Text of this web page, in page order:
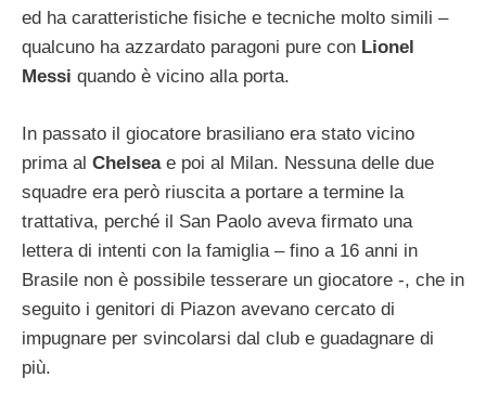
ed ha caratteristiche fisiche e tecniche molto simili –
qualcuno ha azzardato paragoni pure con Lionel
Messi quando è vicino alla porta.
In passato il giocatore brasiliano era stato vicino
prima al Chelseae poi al Milan. Nessuna delle due
squadre era però riuscita a portare a termine la
trattativa, perché il San Paolo aveva firmato una
lettera di intenti con la famiglia – fino a 16 anni in
Brasile non è possibile tesserare un giocatore -, che in
seguito i genitori di Piazon avevano cercato di
impugnare per svincolarsi dal club e guadagnare di
più.